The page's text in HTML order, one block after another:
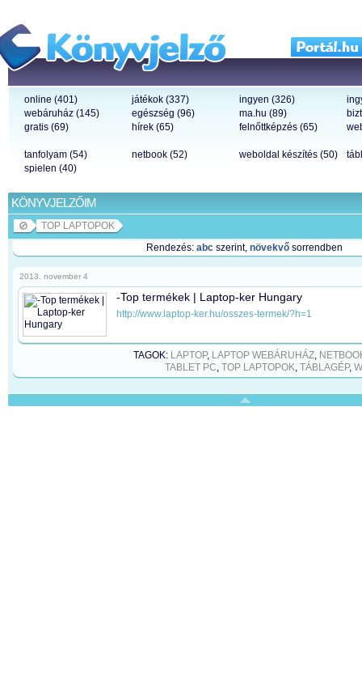
online (401) játékok (337) ingyen (326)
webáruház (145)
egészség (96) ma.hu (89)
gratis (69)
hírek (65) felnőttképzés (65)
tanfolyam (54) netbook (52) weboldal készítés (50)
spielen (40)
KÖNYVJELZŐIM
TOP LAPTOPOK
Rendezés: abcszerint, növekvősorrendben
2013. november 4
-Top termékek | Laptop-ker Hungary
http://www.laptop-ker.hu/osszes-termek/?h=1
TAGOK: LAPTOP, LAPTOP WEBÁRUHÁZ,
TABLET PC, TOP LAPTOPOK, TÁBLAGÉP,